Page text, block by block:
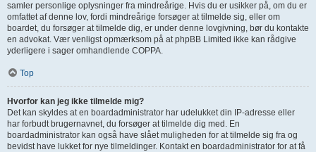
samler personlige oplysninger fra mindreårige. Hvis du er usikker på, om du er
omfattet af denne lov, fordi mindreårige forsøger at tilmelde sig, eller om
boardet, du forsøger at tilmelde dig, er under denne lovgivning, bør du kontakte
en advokat. Vær venligst opmærksom på at phpBB Limited ikke kan rådgive
yderligere i sager omhandlende COPPA.
Top
Hvorfor kan jeg ikke tilmelde mig?
Det kan skyldes at en boardadministrator har udelukket din IP-adresse eller
har forbudt brugernavnet, du forsøger at tilmelde dig med. En
boardadministrator kan også have slået muligheden for at tilmelde sig fra og
bevidst have lukket for nye tilmeldinger. Kontakt en boardadministrator for at få